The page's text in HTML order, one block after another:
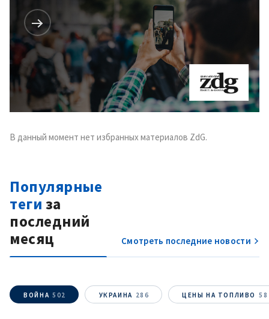
В данный момент нет избранных материалов ZdG.
Популярные
теги за
последний
месяц
Смотреть последние новости
ВОЙНА 502 УКРАИНА 286 ЦЕНЫ НА ТОПЛИВО 58
Имя + Моё имя
Электронная почта
+ Мой email
Телефон
+ Личный телефон
политикой
конфиденциальности.